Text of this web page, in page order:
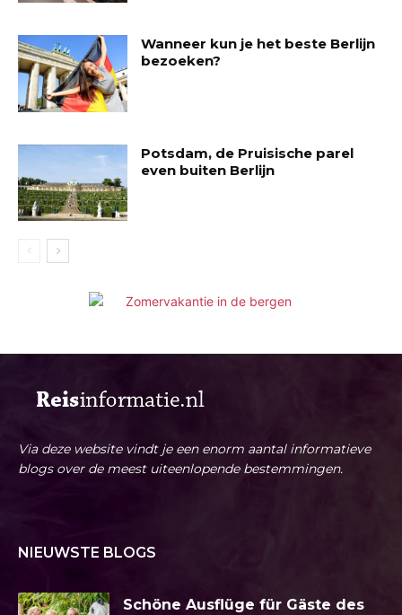
Wanneer kun je het beste Berlijn
bezoeken?
Potsdam, de Pruisische parel
even buiten Berlijn
Via deze website vindt je een enorm aantal informatieve
blogs over de meest uiteenlopende bestemmingen.
NIEUWSTE BLOGS
Schöne Ausflüge für Gäste des